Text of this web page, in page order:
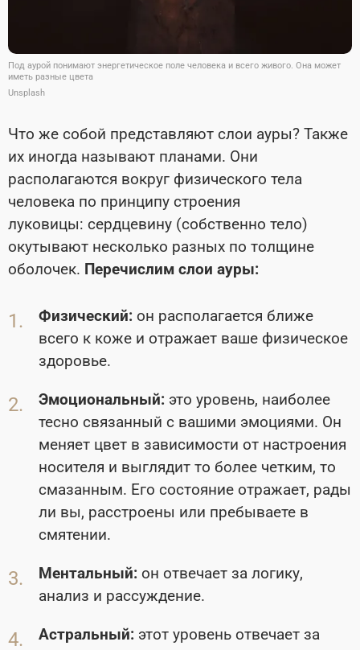
Под аурой понимают энергетическое поле человека и всего живого. Она может
иметь разные цвета
Unsplash
Что же собой представляют слои ауры? Также
их иногда называют планами. Они
располагаются вокруг физического тела
человека по принципу строения
луковицы: сердцевину (собственно тело)
окутывают несколько разных по толщине
оболочек. Перечислим слои ауры:
Физический: он располагается ближе
всего к коже и отражает ваше физическое
здоровье.
Эмоциональный: это уровень, наиболее
тесно связанный с вашими эмоциями. Он
меняет цвет в зависимости от настроения
носителя и выглядит то более четким, то
смазанным. Его состояние отражает, рады
ли вы, расстроены или пребываете в
смятении.
Ментальный: он отвечает за логику,
анализ и рассуждение.
Астральный: этот уровень отвечает за